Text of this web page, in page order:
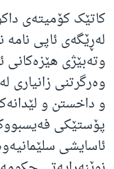
لەڕێگەی ئاپی
وتەبێژی هێزەکانی
وەرگرتنی
و داخستن و
پۆستێکی
ئاسایشی